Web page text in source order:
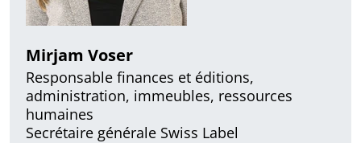
Mirjam Voser
Responsable finances et éditions,
administration, immeubles, ressources
humaines
Secrétaire générale Swiss Label